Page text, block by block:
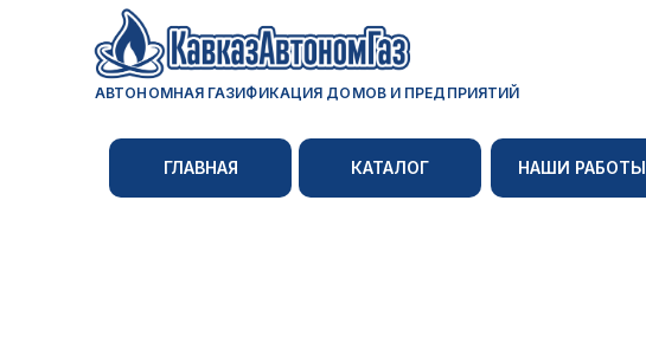
ГЛАВНАЯ КАТАЛОГ НАШИ РАБОТЫ
АВТОНОМНАЯ ГАЗИФИКАЦИЯ ДОМОВ И ПРЕДПРИЯТИЙ